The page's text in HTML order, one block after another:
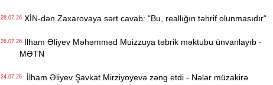
28.07.26XİN-dən Zaxarovaya sərt cavab: “Bu, reallığın təhrif olunmasıdır“
26.07.26İlham Əliyev Məhəmməd Muizzuya təbrik məktubu ünvanlayıb -
MƏTN
24.07.26İlham Əliyev Şavkat Mirziyoyevə zəng etdi - Nələr müzakirə